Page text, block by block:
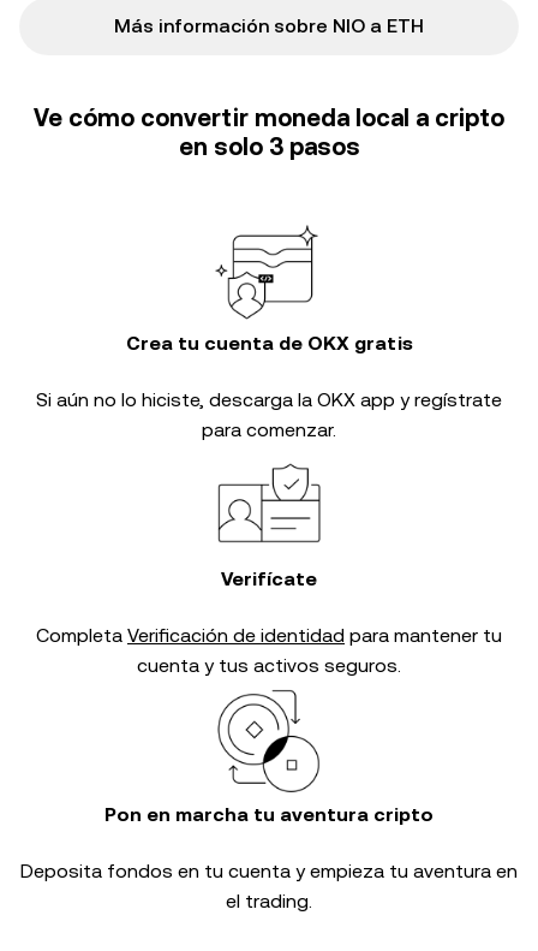
Más información sobre NIO a ETH
Ve cómo convertir moneda local a cripto
en solo 3 pasos
Crea tu cuenta de OKX gratis
Si aún no lo hiciste, descarga la OKX app y regístrate
para comenzar.
Verifícate
Completa Verificación de identidad para mantener tu
cuenta y tus activos seguros.
Pon en marcha tu aventura cripto
Deposita fondos en tu cuenta y empieza tu aventura en
el trading.